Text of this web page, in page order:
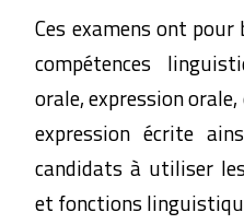
Ces examens ont
compétences
orale, expression
expression écrite
candidats à utiliser
et fonctions